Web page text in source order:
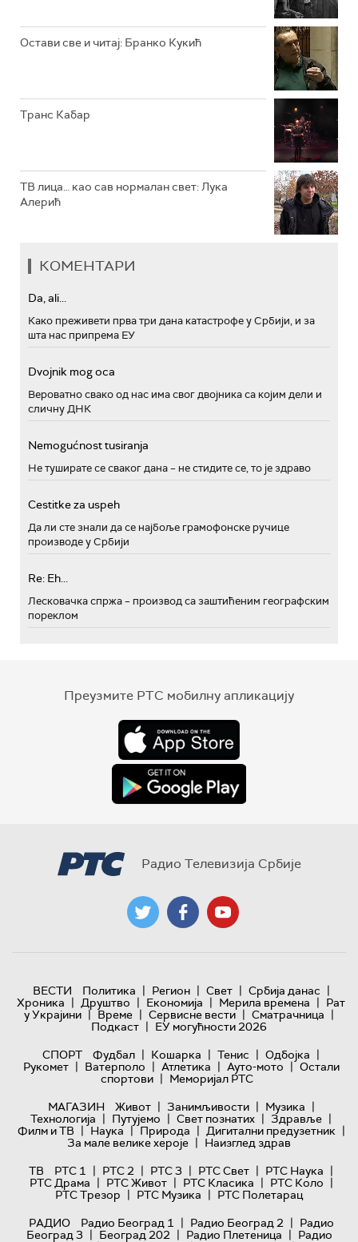
Остави све и читај: Бранко Кукић
Транс Кабар
ТВ лица… као сав нормалан свет: Лука
Алерић
КОМЕНТАРИ
Da, ali...
Како преживети прва три дана катастрофе у Србији, и за
шта нас припрема ЕУ
Dvojnik mog oca
Вероватно свако од нас има свог двојника са којим дели и
сличну ДНК
Nemogućnost tusiranja
Не туширате се сваког дана – не стидите се, то је здраво
Cestitke za uspeh
Да ли сте знали да се најбоље грамофонске ручице
производе у Србији
Re: Eh...
Лесковачка спржа – производ са заштићеним географским
пореклом
Преузмите РТС мобилну апликацију
Радио Телевизија Србије
ВЕСТИ Политика | Регион | Свет | Србија данас |
Хроника | Друштво | Економија | Мерила времена | Рат
у Украјини | Време | Сервисне вести | Сматрачница |
Подкаст | ЕУ могућности 2026
СПОРТ
Фудбал | Кошарка | Тенис | Одбојка |
Рукомет | Ватерполо | Атлетика | Ауто-мото | Остали
спортови | Меморијал РТС
МАГАЗИН
Живот | Занимљивости | Музика |
Технологијa | Путујемо | Свет познатих | Здравље |
Филм и ТВ | Наука | Природа | Дигитални предузетник |
За мале велике хероје | Наизглед здрав
ТВ
РТС 1 | РТС 2 | РТС 3 | РТС Свет | РТС Наука |
РТС Драма | РТС Живот | РТС Класика | РТС Коло |
РТС Трезор | РТС Музика | РТС Полетарац
РАДИО
Радио Београд 1 | Радио Београд 2 | Радио
Београд 3 | Београд 202 | Радио Плетеница | Радио